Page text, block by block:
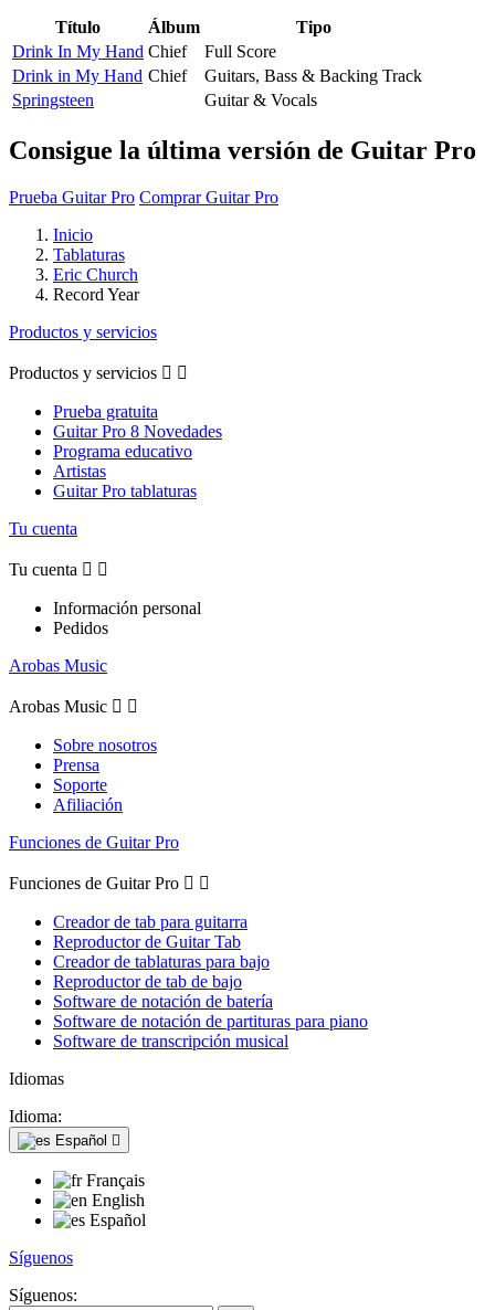
Título Álbum
Tipo
Drink In My Hand Chief
Full Score
Drink in My Hand Chief
Guitars, Bass & Backing Track
Springsteen
Guitar & Vocals
Consigue la última versión de Guitar Pro
Prueba Guitar Pro Comprar Guitar Pro
Inicio
Tablaturas
Eric Church
Record Year
Productos y servicios
Productos y servicios  
Prueba gratuita
Guitar Pro 8 Novedades
Programa educativo
Artistas
Guitar Pro tablaturas
Tu cuenta
Tu cuenta  
Información personal
Pedidos
Arobas Music
Arobas Music  
Sobre nosotros
Prensa
Soporte
Afiliación
Funciones de Guitar Pro
Funciones de Guitar Pro  
Creador de tab para guitarra
Reproductor de Guitar Tab
Creador de tablaturas para bajo
Reproductor de tab de bajo
Software de notación de batería
Software de notación de partituras para piano
Software de transcripción musical
Idiomas
Idioma:
Español 
Français
English
Español
Síguenos
Síguenos: